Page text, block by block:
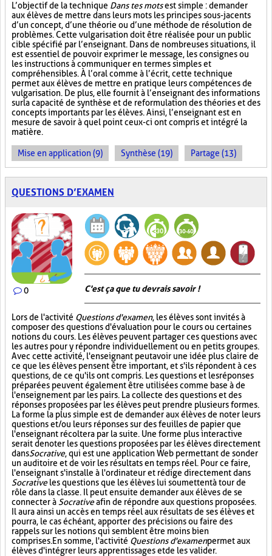
L’objectif de la technique Dans tes motsest simple : demander
aux élèves de mettre dans leurs mots les principes sous-jacents
d’un concept, d’une théorie ou d’une méthode de résolution de
problèmes. Cette vulgarisation doit être réalisée pour un public
cible spécifié par l’enseignant. Dans de nombreuses situations, il
est essentiel de pouvoir exprimer le message, les consignes ou
les instructions à communiquer en termes simples et
compréhensibles. À l’oral comme à l’écrit, cette technique
permet aux élèves de mettre en pratique leurs compétences de
vulgarisation. De plus, elle fournit à l’enseignant des informations
sur la capacité de synthèse et de reformulation des théories et des
concepts importants par les élèves. Ainsi, l’enseignant est en
mesure de savoir à quel point ceux-ci ont compris et intégré la
matière.
Mise en application (9) Synthèse (19) Partage (13)
QUESTIONS D’EXAMEN
0 C'est ça que tu devrais savoir !
Lors de l'activité Questions d'examen, les élèves sont invités à
composer des questions d'évaluation pour le cours ou certaines
notions du cours. Les élèves peuvent partager ces questions avec
les autres pour y répondre individuellement ou en petits groupes.
Avec cette activité, l'enseignant peut avoir une idée plus claire de
ce que les élèves pensent être important, et s'ils répondent à ces
questions, de ce qu'ils ont compris. Les questions et les réponses
préparées peuvent également être utilisées comme base à de
l'enseignement par les pairs. La collecte des questions et des
réponses proposées par les élèves peut prendre plusieurs formes.
La forme la plus simple est de demander aux élèves de noter leurs
questions et/ou leurs réponses sur des feuilles de papier que
l'enseignant récoltera par la suite. Une forme plus interactive
serait de noter les questions proposées par les élèves directement
dansSocrative, qui est une application Web permettant de sonder
un auditoire et de voir les résultats en temps réel. Pour ce faire,
l'enseignant s'installe à l'ordinateur et rédige directement dans
Socrativeles questions que les élèves lui soumettent à tour de
rôle dans la classe. Il peut ensuite demander aux élèves de se
connecter à Socrativeafin de répondre aux questions proposées.
Il aura ainsi un accès en temps réel aux résultats de ses élèves et
pourra, le cas échéant, apporter des précisions ou faire des
rappels sur les notions qui semblent être moins bien
comprises. En somme, l'activité Questions d'examenpermet aux
élèves d'intégrer leurs apprentissages et de les valider.